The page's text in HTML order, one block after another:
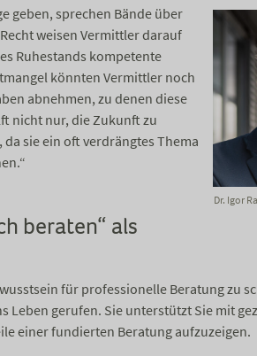
Dr. Igor
geben, sprechen Bände über
weisen Vermittler darauf
Ruhestands kompetente
könnten Vermittler noch
abnehmen, zu denen diese
nicht nur, die Zukunft zu
sie ein oft verdrängtes Thema
beraten“ als
für professionelle Beratung zu
Leben gerufen. Sie unterstützt Sie mit
einer fundierten Beratung aufzuzeigen.